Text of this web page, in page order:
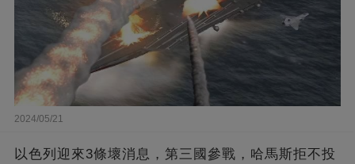
2024/05/21
以色列迎來3條壞消息，第三國參戰，哈馬斯拒不投